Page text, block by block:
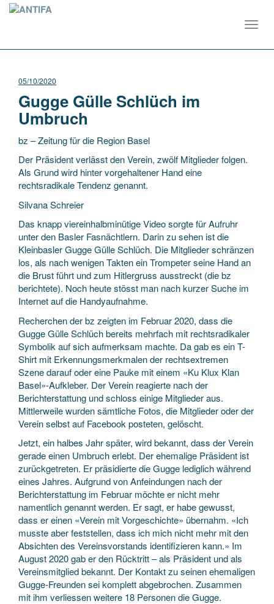
05/10/2020
Gugge Gülle Schlüch im
Umbruch
bz – Zeitung für die Region Basel
Der Präsident verlässt den Verein, zwölf Mitglieder folgen.
Als Grund wird hinter vorgehaltener Hand eine
rechtsradikale Tendenz genannt.
Silvana Schreier
Das knapp viereinhalbminütige Video sorgte für Aufruhr
unter den Basler Fasnächtlern. Darin zu sehen ist die
Kleinbasler Gugge Gülle Schlüch. Die Mitglieder schränzen
los, als nach wenigen Takten ein Trompeter seine Hand an
die Brust führt und zum Hitlergruss ausstreckt (die bz
berichtete). Noch heute stösst man nach kurzer Suche im
Internet auf die Handyaufnahme.
Recherchen der bz zeigten im Februar 2020, dass die
Gugge Gülle Schlüch bereits mehrfach mit rechtsradikaler
Symbolik auf sich aufmerksam machte. Da gab es ein T-
Shirt mit Erkennungsmerkmalen der rechtsextremen
Szene darauf oder eine Pauke mit einem «Ku Klux Klan
Basel»-Aufkleber. Der Verein reagierte nach der
Berichterstattung und schloss einige Mitglieder aus.
Mittlerweile wurden sämtliche Fotos, die Mitglieder oder der
Verein selbst auf Facebook posteten, gelöscht.
Jetzt, ein halbes Jahr später, wird bekannt, dass der Verein
gerade einen Umbruch erlebt. Der ehemalige Präsident ist
zurückgetreten. Er präsidierte die Gugge lediglich während
eines Jahres. Aufgrund von Anfeindungen nach der
Berichterstattung im Februar möchte er nicht mehr
namentlich genannt werden. Er sagt, er habe gewusst,
dass er einen «Verein mit Vorgeschichte» übernahm. «Ich
musste aber feststellen, dass ich mich nicht mehr mit den
Absichten des Vereinsvorstands identifizieren kann.» Im
August 2020 gab er den Rücktritt – als Präsident und als
Vereinsmitglied bekannt. Der Kontakt zu seinen ehemaligen
Gugge-Freunden sei komplett abgebrochen. Zusammen
mit ihm verliessen weitere 18 Personen die Gugge.